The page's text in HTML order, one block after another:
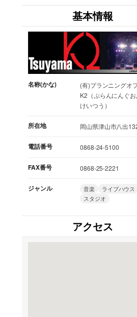
基本情報
名称(かな)
(有)プランニングオ
K2（ぷらんにんぐ
けいつう）
所在地 岡山県津山市八出
電話番号 0868-24-5100
FAX番号 0868-25-2221
ジャンル 音楽
ライブハウス
スタジオ
アクセス